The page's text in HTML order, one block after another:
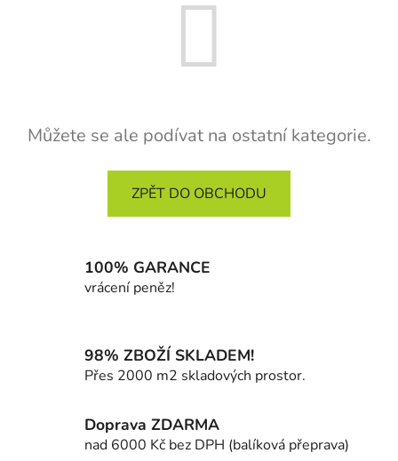
Můžete se ale podívat na ostatní kategorie.
ZPĚT DO OBCHODU
100% GARANCE
vrácení peněz!
98% ZBOŽÍ SKLADEM!
Přes 2000 m2 skladových prostor.
Doprava ZDARMA
nad 6000 Kč bez DPH (balíková přeprava)